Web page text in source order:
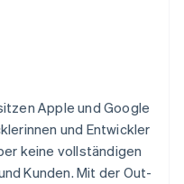
Apple und Google
und Entwickler
keine vollständigen
Kunden. Mit der Out-